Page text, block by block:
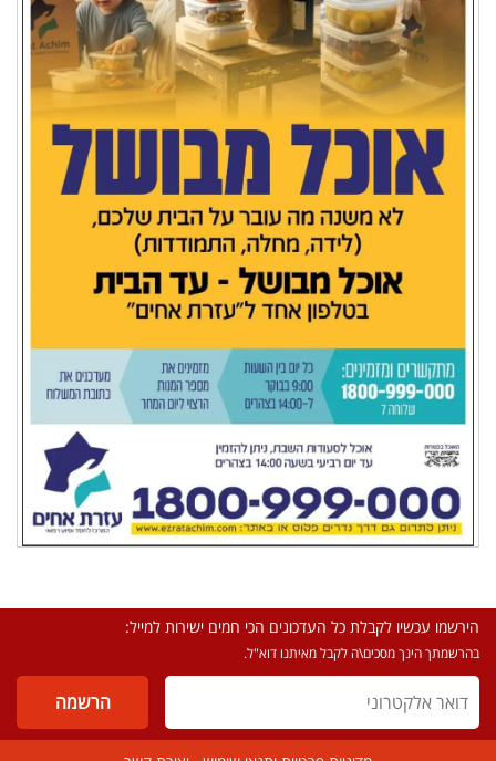
הירשמו עכשיו לקבלת כל העדכונים הכי חמים ישירות למייל:
בהרשמתך הינך מסכים\ה לקבל מאיתנו דוא"ל.